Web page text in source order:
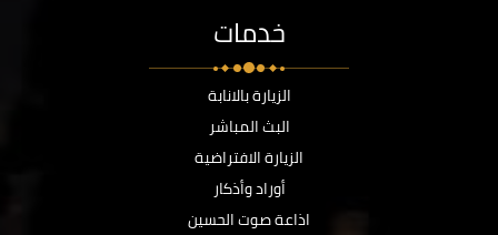
خدمات
الزيارة بالانابة
البث المباشر
الزيارة الافتراضية
أوراد وأذكار
اذاعة صوت الحسين